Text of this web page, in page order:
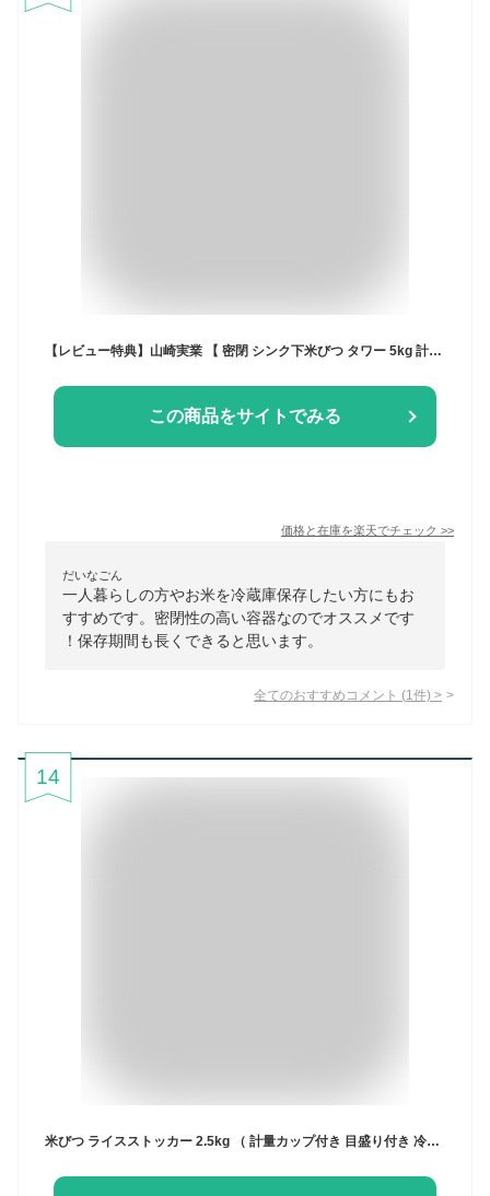
【レビュー特典】山崎実業 【 密閉 シンク下米びつ タワー 5kg 計量カップ付 】 tower 3377 3378 白 黒 キッチン 米櫃 こめびつ ライスストッカー ボックス 酸化防止 湿気防止 冷蔵庫 野菜室 引出し 床下 システムキッチン
この商品をサイトでみる
価格と在庫を楽天でチェック >>
だいなごん
一人暮らしの方やお米を冷蔵庫保存したい方にもお
すすめです。密閉性の高い容器なのでオススメです
！保存期間も長くできると思います。
全てのおすすめコメント (1 件) >
14
米びつ ライスストッカー 2.5kg （ 計量カップ付き 目盛り付き 冷蔵庫 ライスボックス 米櫃 こめびつ おすすめ スリム おしゃれ 無洗米対応 米ストッカー コメビツ お米収納 お米保存 キャスター付き キッチン収納 2.5キロ ）